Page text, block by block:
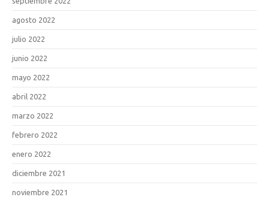
agosto 2022
julio 2022
junio 2022
mayo 2022
abril 2022
marzo 2022
febrero 2022
enero 2022
diciembre 2021
noviembre 2021